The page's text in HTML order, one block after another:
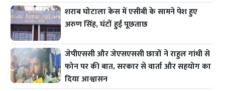
शराब घोटाला केस में एसीबी के सामने पेश हुए
अरुण सिंह, घंटों हुई पूछताछ
जेपीएससी और जेएसएससी छात्रों ने राहुल गांधी से
फोन पर की बात, सरकार से वार्ता और सहयोग का
दिया आश्वासन